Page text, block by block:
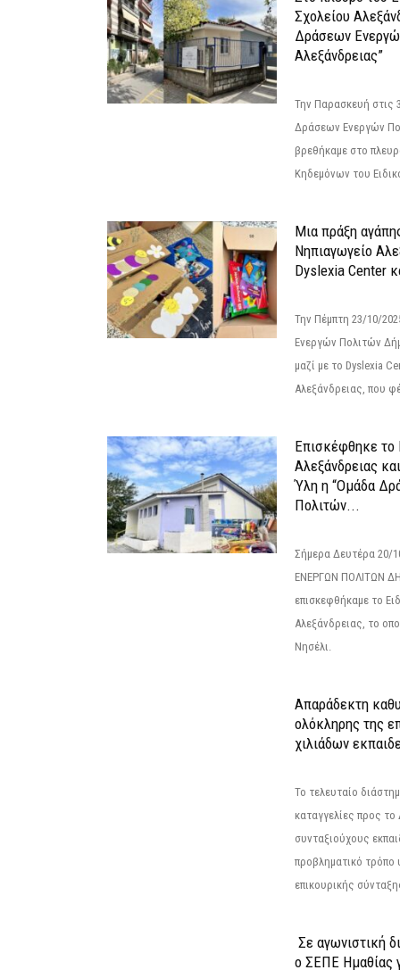
Σχολείου
Δράσεων
Αλεξάνδρειας”
Την Παρασκευή
Δράσεων Ενεργών
βρεθήκαμε στο
Κηδεμόνων του
Μια πράξη
Νηπιαγωγείο
Dyslexia Center
Την Πέμπτη 23/10/
Ενεργών Πολιτών
μαζί με το Dyslexia
Αλεξάνδρειας, που
Επισκέφθηκε το
Αλεξάνδρειας
Ύλη η “Ομάδα
Πολιτών...
Σήμερα Δευτέρα
ΕΝΕΡΓΩΝ ΠΟΛΙΤΩΝ
επισκεφθήκαμε το
Αλεξάνδρειας, το
Νησέλι.
Απαράδεκτη
ολόκληρης της
χιλιάδων
Το τελευταίο
καταγγελίες προς
συνταξιούχους
προβληματικό τρόπο
επικουρικής
Σε αγωνιστική
ο ΣΕΠΕ Ημαθίας